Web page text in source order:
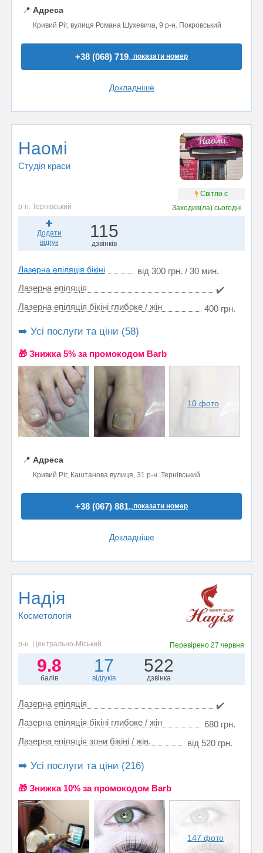
📍 Адреса
Кривий Ріг, вулиця Романа Шухевича, 9 р-н. Покровський
+38 (068) 719..показати номер
Докладніше
Наомі
Студія краси
Світло є
р-н. Тернівський
Заходив(ла)сьогодні
Додати
відгук
115
дзвінків
Лазерна епіляція бікіні
від 300 грн. / 30 мин.
Лазерна епіляція
✔️
Лазерна епіляція бікіні глибоке / жін
400 грн.
➡️ Усі послуги та ціни (58)
🎁 Знижка 5% за промокодом Barb
10 фото
📍 Адреса
Кривий Ріг, Каштанова вулиця, 31 р-н. Тернівський
+38 (067) 881..показати номер
Докладніше
Надія
Косметологія
р-н. Центрально-Міський Перевірено27 червня
9.8
балів
17
відгуків
522
дзвінка
Лазерна епіляція
✔️
Лазерна епіляція бікіні глибоке / жін
680 грн.
Лазерна епіляція зони бікіні / жін.
від 520 грн.
➡️ Усі послуги та ціни (216)
🎁 Знижка 10% за промокодом Barb
147 фото